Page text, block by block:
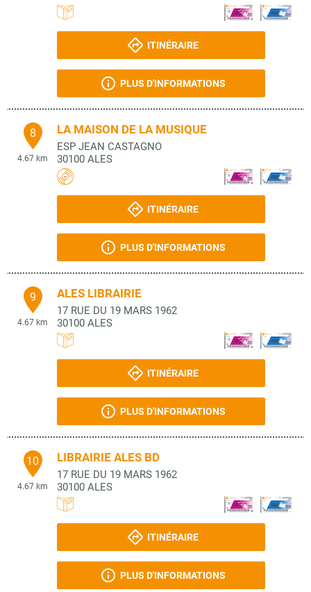
ITINÉRAIRE
PLUS D'INFORMATIONS
8
4.67 km
LA MAISON DE LA MUSIQUE
ESP JEAN CASTAGNO
30100 ALES
ITINÉRAIRE
PLUS D'INFORMATIONS
9
4.67 km
ALES LIBRAIRIE
17 RUE DU 19 MARS 1962
30100 ALES
ITINÉRAIRE
PLUS D'INFORMATIONS
10
4.67 km
LIBRAIRIE ALES BD
17 RUE DU 19 MARS 1962
30100 ALES
ITINÉRAIRE
PLUS D'INFORMATIONS